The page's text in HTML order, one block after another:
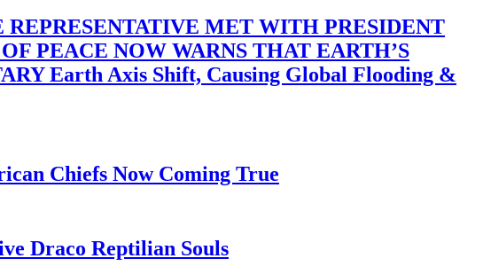
MET WITH PRESIDENT
PEACE NOW WARNS THAT EARTH’S
Earth Axis Shift, Causing Global Flooding &
Chiefs Now Coming True
Draco Reptilian Souls